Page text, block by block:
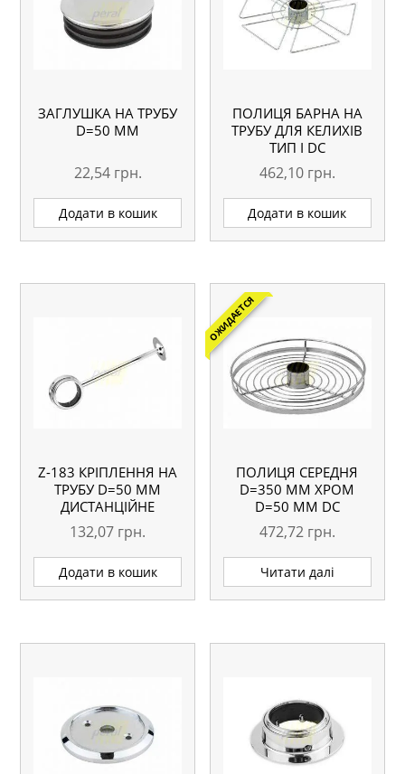
ЗАГЛУШКА НА ТРУБУ
D=50 ММ
22,54 грн.
Додати в кошик
ПОЛИЦЯ БАРНА НА
ТРУБУ ДЛЯ КЕЛИХІВ
ТИП I DC
462,10 грн.
Додати в кошик
Z-183 КРІПЛЕННЯ НА
ТРУБУ D=50 ММ
ДИСТАНЦІЙНЕ
132,07 грн.
Додати в кошик
ОЖИДАЕТСЯ
ПОЛИЦЯ СЕРЕДНЯ
D=350 ММ ХРОМ
D=50 ММ DC
472,72 грн.
Читати далі